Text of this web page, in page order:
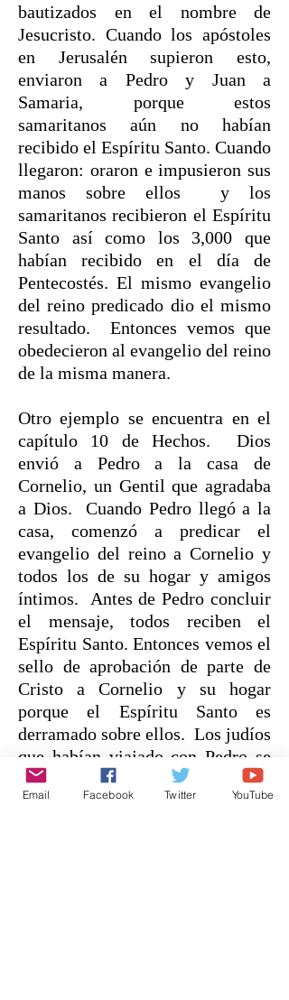
bautizados en el nombre de
Jesucristo. Cuando los apóstoles
en Jerusalén supieron esto,
enviaron a Pedro y Juan a
Samaria, porque estos
samaritanos aún no habían
recibido el Espíritu Santo. Cuando
llegaron: oraron e impusieron sus
manos sobre ellos y los
samaritanos recibieron el Espíritu
Santo así como los 3,000 que
habían recibido en el día de
Pentecostés. El mismo evangelio
del reino predicado dio el mismo
resultado. Entonces vemos que
obedecieron al evangelio del reino
de la misma manera.
Otro ejemplo se encuentra en el
capítulo 10 de Hechos. Dios
envió a Pedro a la casa de
Cornelio, un Gentil que agradaba
a Dios. Cuando Pedro llegó a la
casa, comenzó a predicar el
evangelio del reino a Cornelio y
todos los de su hogar y amigos
íntimos. Antes de Pedro concluir
el mensaje, todos reciben el
Espíritu Santo. Entonces vemos el
sello de aprobación de parte de
Cristo a Cornelio y su hogar
porque el Espíritu Santo es
derramado sobre ellos. Los judíos
que habían viajado con Pedro se
sorprendieron. Estaban
literalmente asombrado porque se
Email Facebook Twitter YouTube